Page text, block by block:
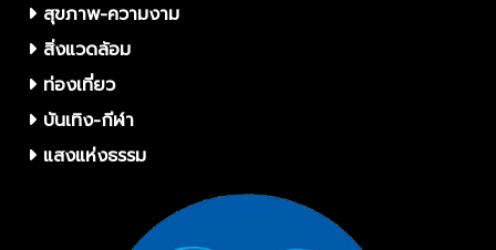
สุขภาพ-ความงาม
สิ่งแวดล้อม
ท่องเที่ยว
บันเทิง-กีฬา
แสงแห่งธรรม